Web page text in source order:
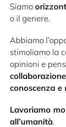
Siamo
o il genere.
Abbiamo
stimoliamo la
opinioni e
conoscenza e
Lavoriamo
all’umanità.